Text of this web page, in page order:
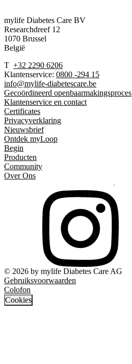
mylife Diabetes Care BV
Researchdreef 12
1070 Brussel
België
T +32 2290 6206
Klantenservice: 0800 -294 15
info@mylife-diabetescare.be
Gecoördineerd openbaarmakingsproces
Klantenservice en contact
Certificates
Privacyverklaring
Nieuwsbrief
Ontdek myLoop
Begin
Producten
Community
Over Ons
© 2026 by mylife Diabetes Care AG
Gebruiksvoorwaarden
Colofon
Cookies